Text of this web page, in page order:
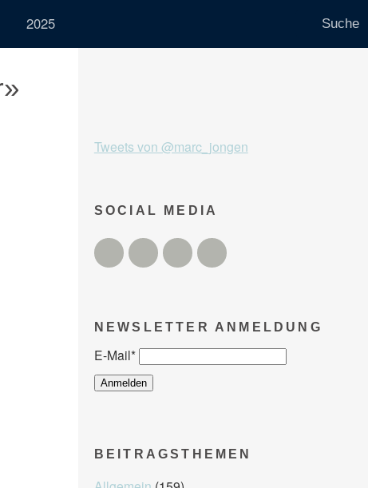
2025
Tweets von @marc_jongen
SOCIAL MEDIA
TwitterFacebookInstagramYouTube
NEWSLETTER ANMELDUNG
E-Mail*
BEITRAGSTHEMEN